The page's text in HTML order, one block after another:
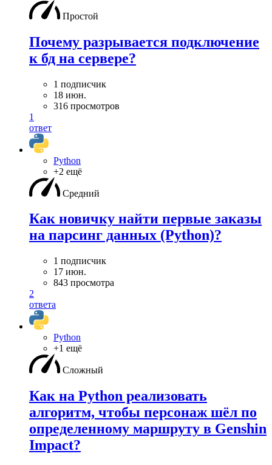
Простой
Почему разрывается подключение
к бд на сервере?
1 подписчик
18 июн.
316 просмотров
1
ответ
Python
+2 ещё
Средний
Как новичку найти первые заказы
на парсинг данных (Python)?
1 подписчик
17 июн.
843 просмотра
2
ответа
Python
+1 ещё
Сложный
Как на Python реализовать
алгоритм, чтобы персонаж шёл по
определенному маршруту в Genshin
Impact?